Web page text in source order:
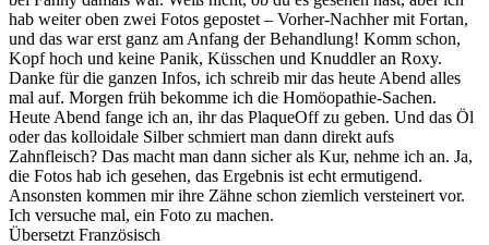
hab weiter oben zwei Fotos gepostet – Vorher-Nachher mit Fortan,
und das war erst ganz am Anfang der Behandlung! Komm schon,
Kopf hoch und keine Panik, Küsschen und Knuddler an Roxy.
Danke für die ganzen Infos, ich schreib mir das heute Abend alles
mal auf. Morgen früh bekomme ich die Homöopathie-Sachen.
Heute Abend fange ich an, ihr das PlaqueOff zu geben. Und das Öl
oder das kolloidale Silber schmiert man dann direkt aufs
Zahnfleisch? Das macht man dann sicher als Kur, nehme ich an. Ja,
die Fotos hab ich gesehen, das Ergebnis ist echt ermutigend.
Ansonsten kommen mir ihre Zähne schon ziemlich versteinert vor.
Ich versuche mal, ein Foto zu machen.
Übersetzt Französisch